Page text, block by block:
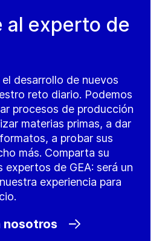
al experto de
desarrollo de nuevos
reto diario. Podemos
procesos de producción
materias primas, a dar
a probar sus
más. Comparta su
de GEA: será un
experiencia para
nosotros